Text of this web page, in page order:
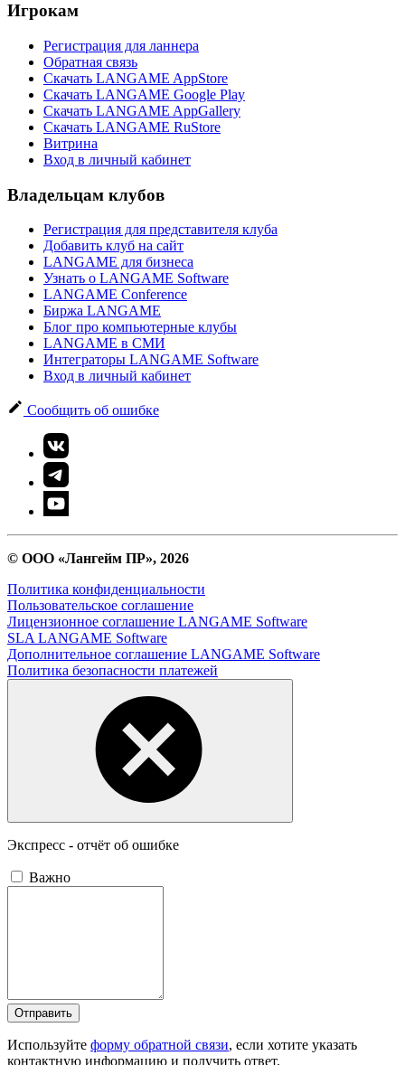
Игрокам
Регистрация для ланнера
Обратная связь
Скачать LANGAME AppStore
Скачать LANGAME Google Play
Скачать LANGAME AppGallery
Скачать LANGAME RuStore
Витрина
Вход в личный кабинет
Владельцам клубов
Регистрация для представителя клуба
Добавить клуб на сайт
LANGAME для бизнеса
Узнать о LANGAME Software
LANGAME Conference
Биржа LANGAME
Блог про компьютерные клубы
LANGAME в СМИ
Интеграторы LANGAME Software
Вход в личный кабинет
Сообщить об ошибке
© ООО «Лангейм ПР», 2026
Политика конфиденциальности
Пользовательское соглашение
Лицензионное соглашение LANGAME Software
SLA LANGAME Software
Дополнительное соглашение LANGAME Software
Политика безопасности платежей
Экспресс - отчёт об ошибке
Важно
Отправить
Используйте форму обратной связи, если хотите указать
контактную информацию и получить ответ.